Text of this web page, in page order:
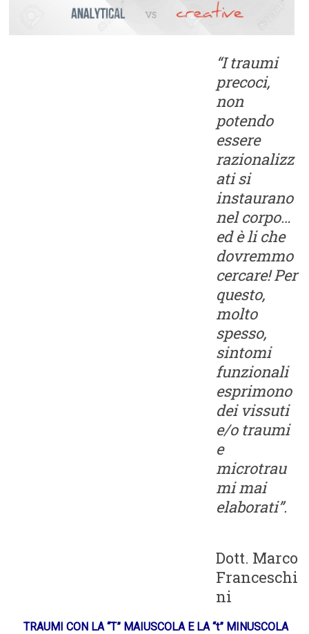
“I traumi
precoci,
non
potendo
essere
razionalizz
ati si
instaurano
nel corpo…
ed è li che
dovremmo
cercare! Per
questo,
molto
spesso,
sintomi
funzionali
esprimono
dei vissuti
e/o traumi
e
microtrau
mi mai
elaborati”.
Dott. Marco
Franceschi
ni
TRAUMI CON LA “T” MAIUSCOLA E LA “t” MINUSCOLA